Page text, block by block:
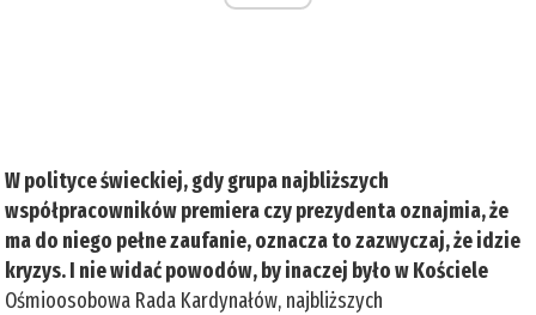
W polityce świeckiej, gdy grupa najbliższych
współpracowników premiera czy prezydenta oznajmia, że
ma do niego pełne zaufanie, oznacza to zazwyczaj, że idzie
kryzys. I nie widać powodów, by inaczej było w Kościele
Ośmioosobowa Rada Kardynałów, najbliższych